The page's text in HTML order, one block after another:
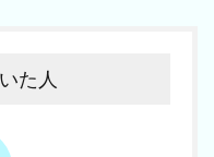
た人